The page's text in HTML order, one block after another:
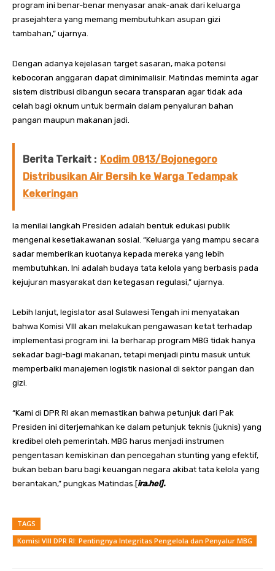
program ini benar-benar menyasar anak-anak dari keluarga
prasejahtera yang memang membutuhkan asupan gizi
tambahan,” ujarnya.
Dengan adanya kejelasan target sasaran, maka potensi
kebocoran anggaran dapat diminimalisir. Matindas meminta agar
sistem distribusi dibangun secara transparan agar tidak ada
celah bagi oknum untuk bermain dalam penyaluran bahan
pangan maupun makanan jadi.
Berita Terkait : Kodim 0813/Bojonegoro
Distribusikan Air Bersih ke Warga Tedampak
Kekeringan
Ia menilai langkah Presiden adalah bentuk edukasi publik
mengenai kesetiakawanan sosial. “Keluarga yang mampu secara
sadar memberikan kuotanya kepada mereka yang lebih
membutuhkan. Ini adalah budaya tata kelola yang berbasis pada
kejujuran masyarakat dan ketegasan regulasi,” ujarnya.
Lebih lanjut, legislator asal Sulawesi Tengah ini menyatakan
bahwa Komisi VIII akan melakukan pengawasan ketat terhadap
implementasi program ini. Ia berharap program MBG tidak hanya
sekadar bagi-bagi makanan, tetapi menjadi pintu masuk untuk
memperbaiki manajemen logistik nasional di sektor pangan dan
gizi.
“Kami di DPR RI akan memastikan bahwa petunjuk dari Pak
Presiden ini diterjemahkan ke dalam petunjuk teknis (juknis) yang
kredibel oleh pemerintah. MBG harus menjadi instrumen
pengentasan kemiskinan dan pencegahan stunting yang efektif,
bukan beban baru bagi keuangan negara akibat tata kelola yang
berantakan,” pungkas Matindas.[ira.hel].
TAGS
Komisi VIII DPR RI: Pentingnya Integritas Pengelola dan Penyalur MBG